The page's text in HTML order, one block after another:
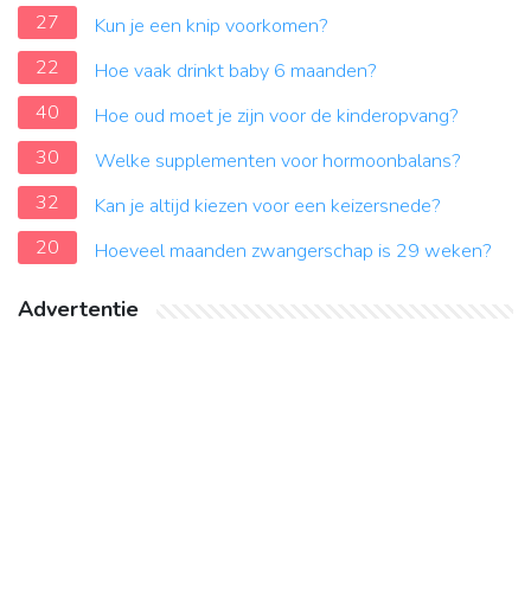
27
Kun je een knip voorkomen?
22
Hoe vaak drinkt baby 6 maanden?
40
Hoe oud moet je zijn voor de kinderopvang?
30
Welke supplementen voor hormoonbalans?
32
Kan je altijd kiezen voor een keizersnede?
20
Hoeveel maanden zwangerschap is 29 weken?
Advertentie